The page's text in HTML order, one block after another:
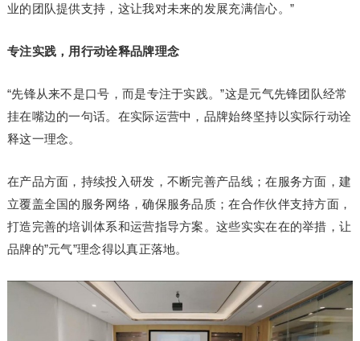
业的团队提供支持，这让我对未来的发展充满信心。”
专注实践，用行动诠释品牌理念
“先锋从来不是口号，而是专注于实践。”这是元气先锋团队经常
挂在嘴边的一句话。在实际运营中，品牌始终坚持以实际行动诠
释这一理念。
在产品方面，持续投入研发，不断完善产品线；在服务方面，建
立覆盖全国的服务网络，确保服务品质；在合作伙伴支持方面，
打造完善的培训体系和运营指导方案。这些实实在在的举措，让
品牌的”元气”理念得以真正落地。